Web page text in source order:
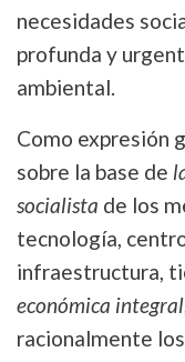
necesidades
profunda y
ambiental.
Como expresión
sobre la base de
socialista de los
tecnología,
infraestructura,
económica integral
racionalmente